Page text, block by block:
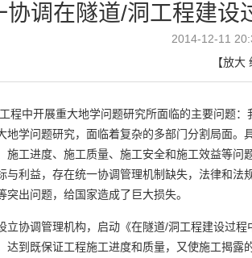
协调在隧道/洞工程建
2014-12-11
【放大
程中开展重大地学问题研究所面临的主要问题
地学问题研究，面临着复杂的多部门分割局面
施工进度、施工质量、施工安全和施工效益等
与利益，存在统一协调管理机制缺失，法律和
出问题，给国家造成了巨大损失。
立协调管理机构，启动《在隧道/洞工程建设过
达到既保证工程施工进度和质量，又使施工揭